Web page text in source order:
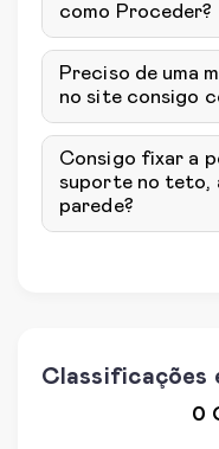
como Proceder?
Preciso de uma
no site consigo
Consigo fixar a
suporte no teto,
parede?
Classificações
0